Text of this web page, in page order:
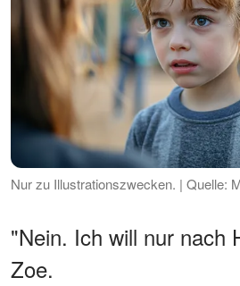
Nur zu Illustrationszwecken. | Quelle:
"Nein. Ich will nur nach
Zoe.